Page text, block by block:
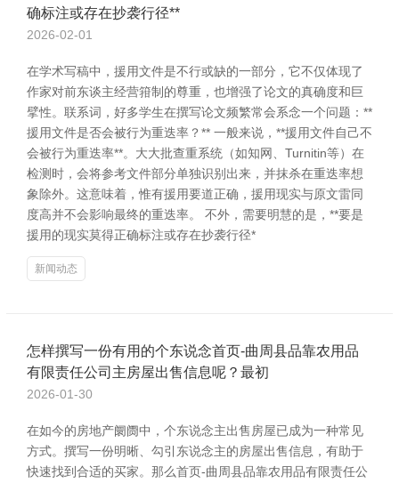
确标注或存在抄袭行径**
2026-02-01
在学术写稿中，援用文件是不行或缺的一部分，它不仅体现了
作家对前东谈主经营箝制的尊重，也增强了论文的真确度和巨
擘性。联系词，好多学生在撰写论文频繁常会系念一个问题：**
援用文件是否会被行为重迭率？** 一般来说，**援用文件自己不
会被行为重迭率**。大大批查重系统（如知网、Turnitin等）在
检测时，会将参考文件部分单独识别出来，并抹杀在重迭率想
象除外。这意味着，惟有援用要道正确，援用现实与原文雷同
度高并不会影响最终的重迭率。 不外，需要明慧的是，**要是
援用的现实莫得正确标注或存在抄袭行径*
新闻动态
怎样撰写一份有用的个东说念首页-曲周县品靠农用品
有限责任公司主房屋出售信息呢？最初
2026-01-30
在如今的房地产阛阓中，个东说念主出售房屋已成为一种常见
方式。撰写一份明晰、勾引东说念主的房屋出售信息，有助于
快速找到合适的买家。那么首页-曲周县品靠农用品有限责任公